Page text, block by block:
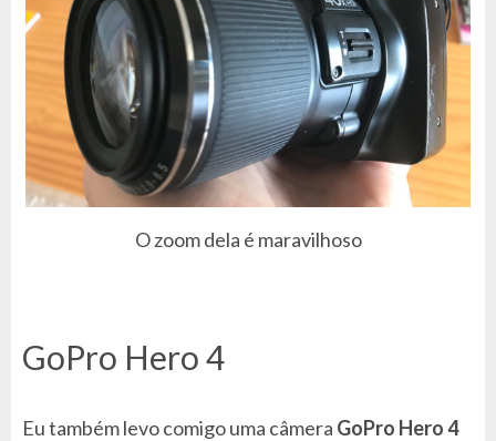
O zoom dela é maravilhoso
GoPro Hero 4
Eu também levo comigo uma câmera GoPro Hero 4